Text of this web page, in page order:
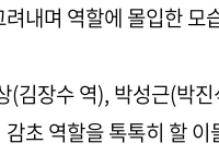
내며 역할에 몰입한 모
(김장수 역), 박성근(박
초 역할을 톡톡히 할